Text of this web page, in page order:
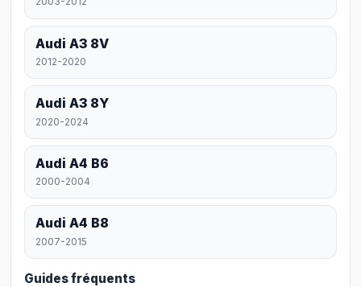
Audi A3 8V
2012-2020
Audi A3 8Y
2020-2024
Audi A4 B6
2000-2004
Audi A4 B8
2007-2015
Guides fréquents